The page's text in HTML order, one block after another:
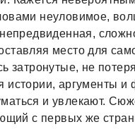
неуловимое,
место для
затронутые, не
истории, аргументы и
и увлекают.
с первых же